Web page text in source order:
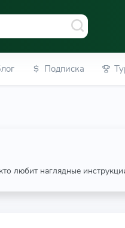
Подписка
любит наглядные